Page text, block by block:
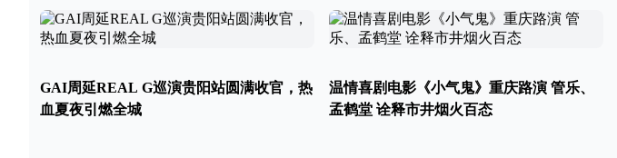
GAI周延REAL G巡演贵阳站圆满收官，热
血夏夜引燃全城
温情喜剧电影《小气鬼》重庆路演 管乐、
孟鹤堂 诠释市井烟火百态